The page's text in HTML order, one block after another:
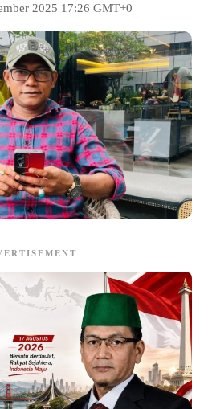
2025 17:26 GMT+0